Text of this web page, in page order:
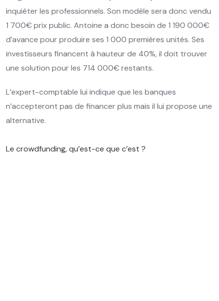
inquiéter les professionnels. Son modèle sera donc vendu
1 700€ prix public. Antoine a donc besoin de 1 190 000€
d’avance pour produire ses 1 000 premières unités. Ses
investisseurs financent à hauteur de 40%, il doit trouver
une solution pour les 714 000€ restants.
L’expert-comptable lui indique que les banques
n’accepteront pas de financer plus mais il lui propose une
alternative.
Le crowdfunding, qu’est-ce que c’est ?